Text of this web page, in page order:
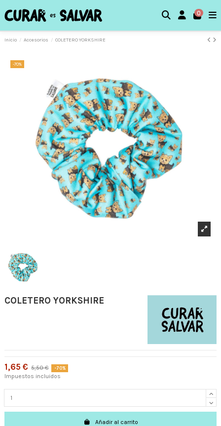
0
Inicio Accesorios COLETERO YORKSHIRE
-70%
COLETERO YORKSHIRE
1,65 € 5,50 € -70%
Impuestos incluidos
Añadir al carrito